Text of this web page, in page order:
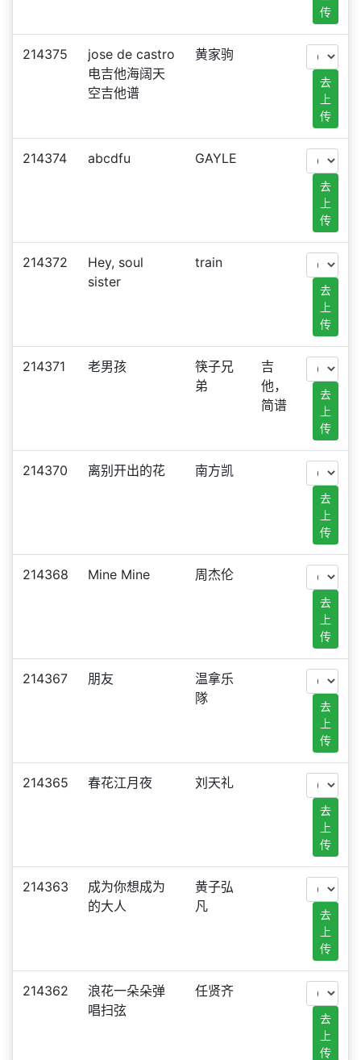
传
214375
jose de castro
电吉他海阔天
空吉他谱
黄家驹
去
上
传
214374 abcdfu GAYLE
去
上
传
214372
Hey, soul
sister
train
去
上
传
214371 老男孩
筷子兄
弟
吉
他，
简谱
去
上
传
214370 离别开出的花 南方凯
去
上
传
214368 Mine Mine 周杰伦
去
上
传
214367 朋友
温拿乐
隊
去
上
传
214365 春花江月夜 刘天礼
去
上
传
214363
成为你想成为
的大人
黄子弘
凡
去
上
传
214362
浪花一朵朵弹
唱扫弦
任贤齐
去
上
传